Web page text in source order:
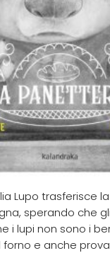
Lupo trasferisce
sperando che
i lupi non sono i
forno e anche